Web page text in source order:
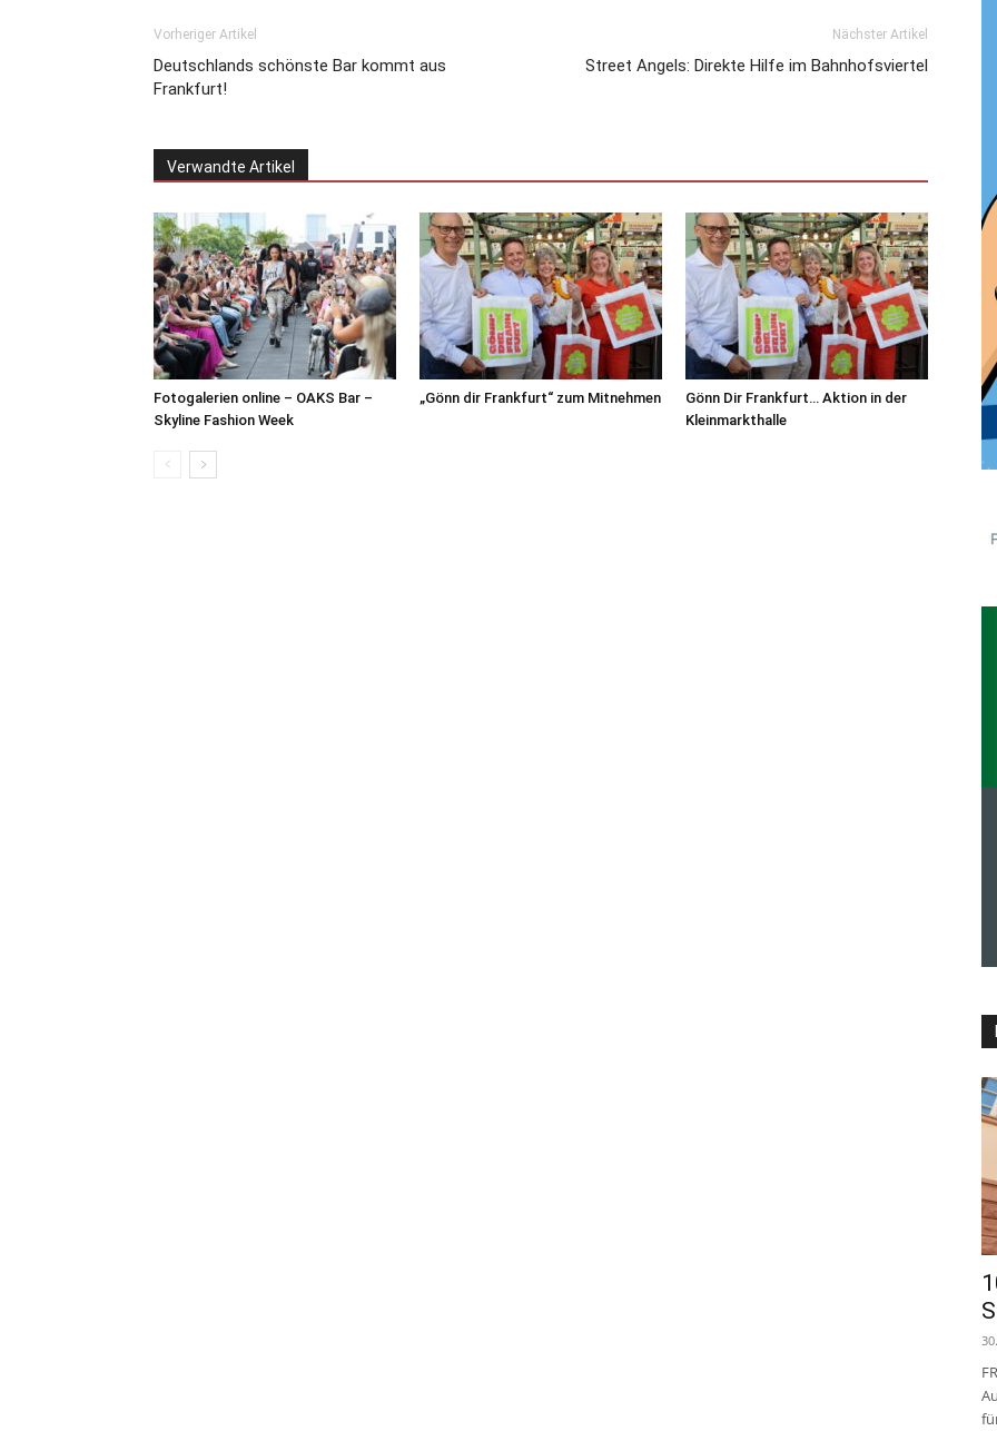
Vorheriger Artikel
Deutschlands schönste Bar kommt aus
Frankfurt!
Nächster Artikel
Street Angels: Direkte Hilfe im Bahnhofsviertel
Verwandte Artikel
Fotogalerien online – OAKS Bar –
Skyline Fashion Week
„Gönn dir Frankfurt“ zum Mitnehmen
Gönn Dir Frankfurt… Aktion in der
Kleinmarkthalle